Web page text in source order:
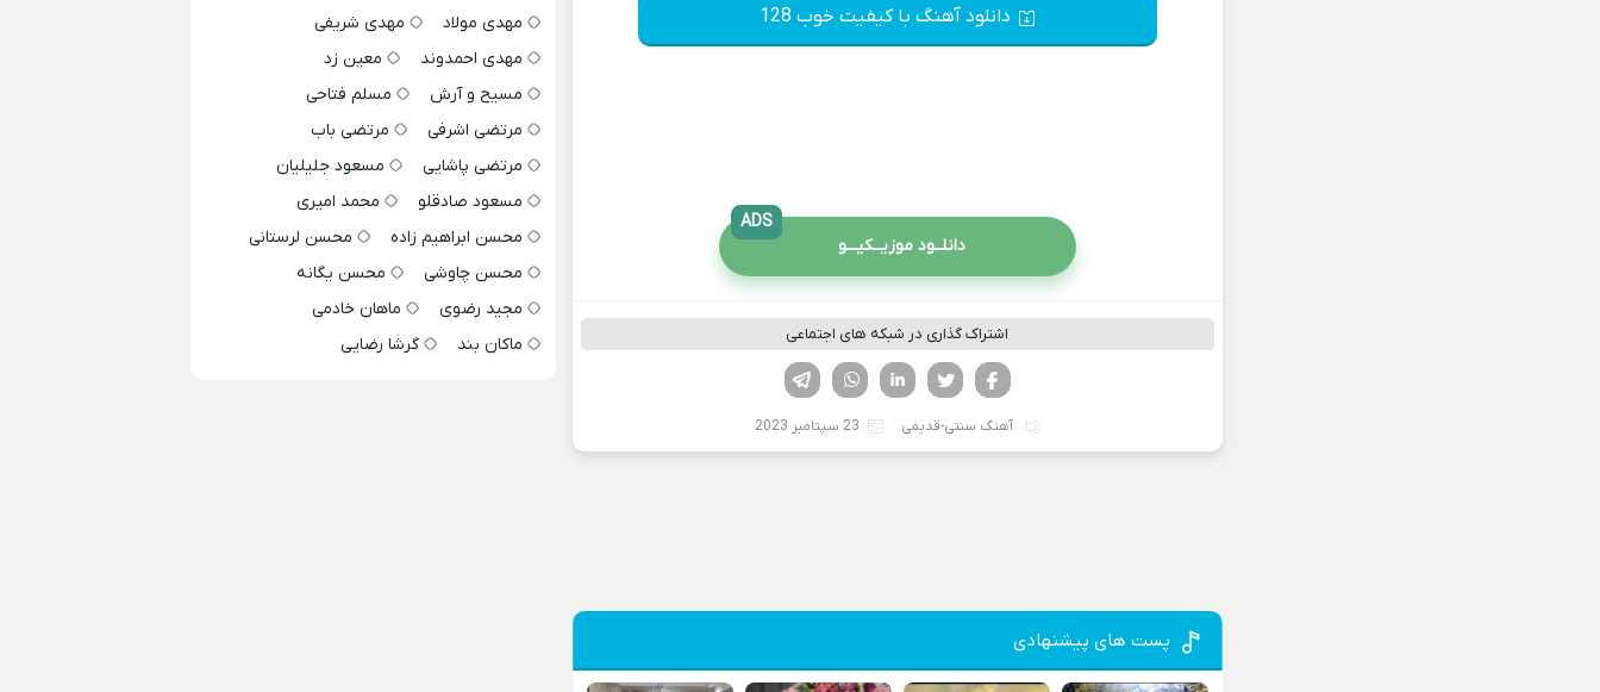
دانلود آهنگ با کیفیت خوب 128
دانلــود موزیــکیـــو
ADS
اشتراک گذاری در شبکه های اجتماعی
لینکدین تویتر
فیسوک
آهنگ سنتی-قدیمی 23 سپتامبر 2023
پست های پیشنهادی
مهدی مولاد
مهدی شریفی
مهدی احمدوند
معین زد
مسیح و آرش
مسلم فتاحی
مرتضی اشرفی
مرتضی باب
مرتضی پاشایی
مسعود جلیلیان
مسعود صادقلو
محمد امیری
محسن ابراهیم زاده
محسن لرستانی
محسن چاوشی
محسن یگانه
مجید رضوی
ماهان خادمی
ماکان بند
گرشا رضایی